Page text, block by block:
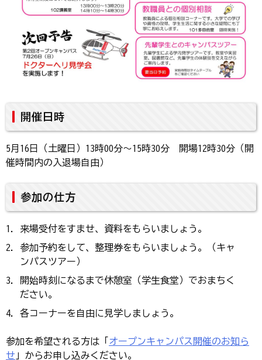
開催日時
5月16日（土曜日）13時00分～15時30分 開場12時30分（開
催時間内の入退場自由）
参加の仕方
来場受付をすませ、資料をもらいましょう。
参加予約をして、整理券をもらいましょう。（キャ
ンパスツアー）
開始時刻になるまで休憩室（学生食堂）でおまちく
ださい。
各コーナーを自由に見学しましょう。
参加を希望される方は「 オープンキャンパス開催のお知ら
せ 」からお申し込みください。